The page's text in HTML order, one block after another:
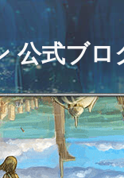
公式ブロ